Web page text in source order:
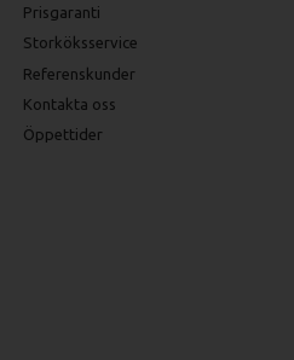
Prisgaranti
Storköksservice
Referenskunder
Kontakta oss
Öppettider